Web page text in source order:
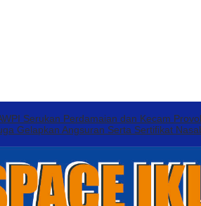
Serukan Perdamaian dan Kecam
Gelapkan Angsuran Serta Sertifikat